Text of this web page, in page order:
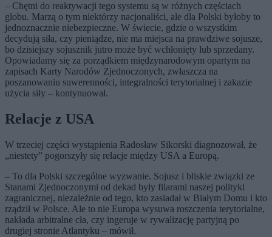
– Chętni do reaktywacji tego systemu są w różnych częściach
globu. Marzą o tym niektórzy nacjonaliści, ale dla Polski byłoby to
jednoznacznie niebezpieczne. W świecie, gdzie o wszystkim
decydują siła, czy pieniądze, nie ma miejsca na prawdziwe sojusze,
bo dzisiejszy sojusznik jutro może być wchłonięty lub sprzedany.
Opowiadamy się za porządkiem międzynarodowym opartym na
zapisach Karty Narodów Zjednoczonych, zwłaszcza na
poszanowaniu suwerenności, integralności terytorialnej i zakazie
użycia siły – kontynuował.
Relacje z USA
W trzeciej części wystąpienia Radosław Sikorski diagnozował, że
„niestety” pogorszyły się relacje między USA a Europą.
– To dla Polski szczególne wyzwanie. Sojusz i bliskie związki ze
Stanami Zjednoczonymi od dekad były filarami naszej polityki
zagranicznej, niezależnie od tego, kto zasiadał w Białym Domu i kto
rządził w Polsce. Ale to nie Europa wysuwa roszczenia terytorialne,
nakłada arbitralne cła, czy ingeruje w rywalizację partyjną po
drugiej stronie Atlantyku – mówił.